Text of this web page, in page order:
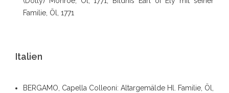
Familie, Öl, 1771
Italien
BERGAMO, Capella Colleoni: Altargemälde Hl. Familie, Öl,